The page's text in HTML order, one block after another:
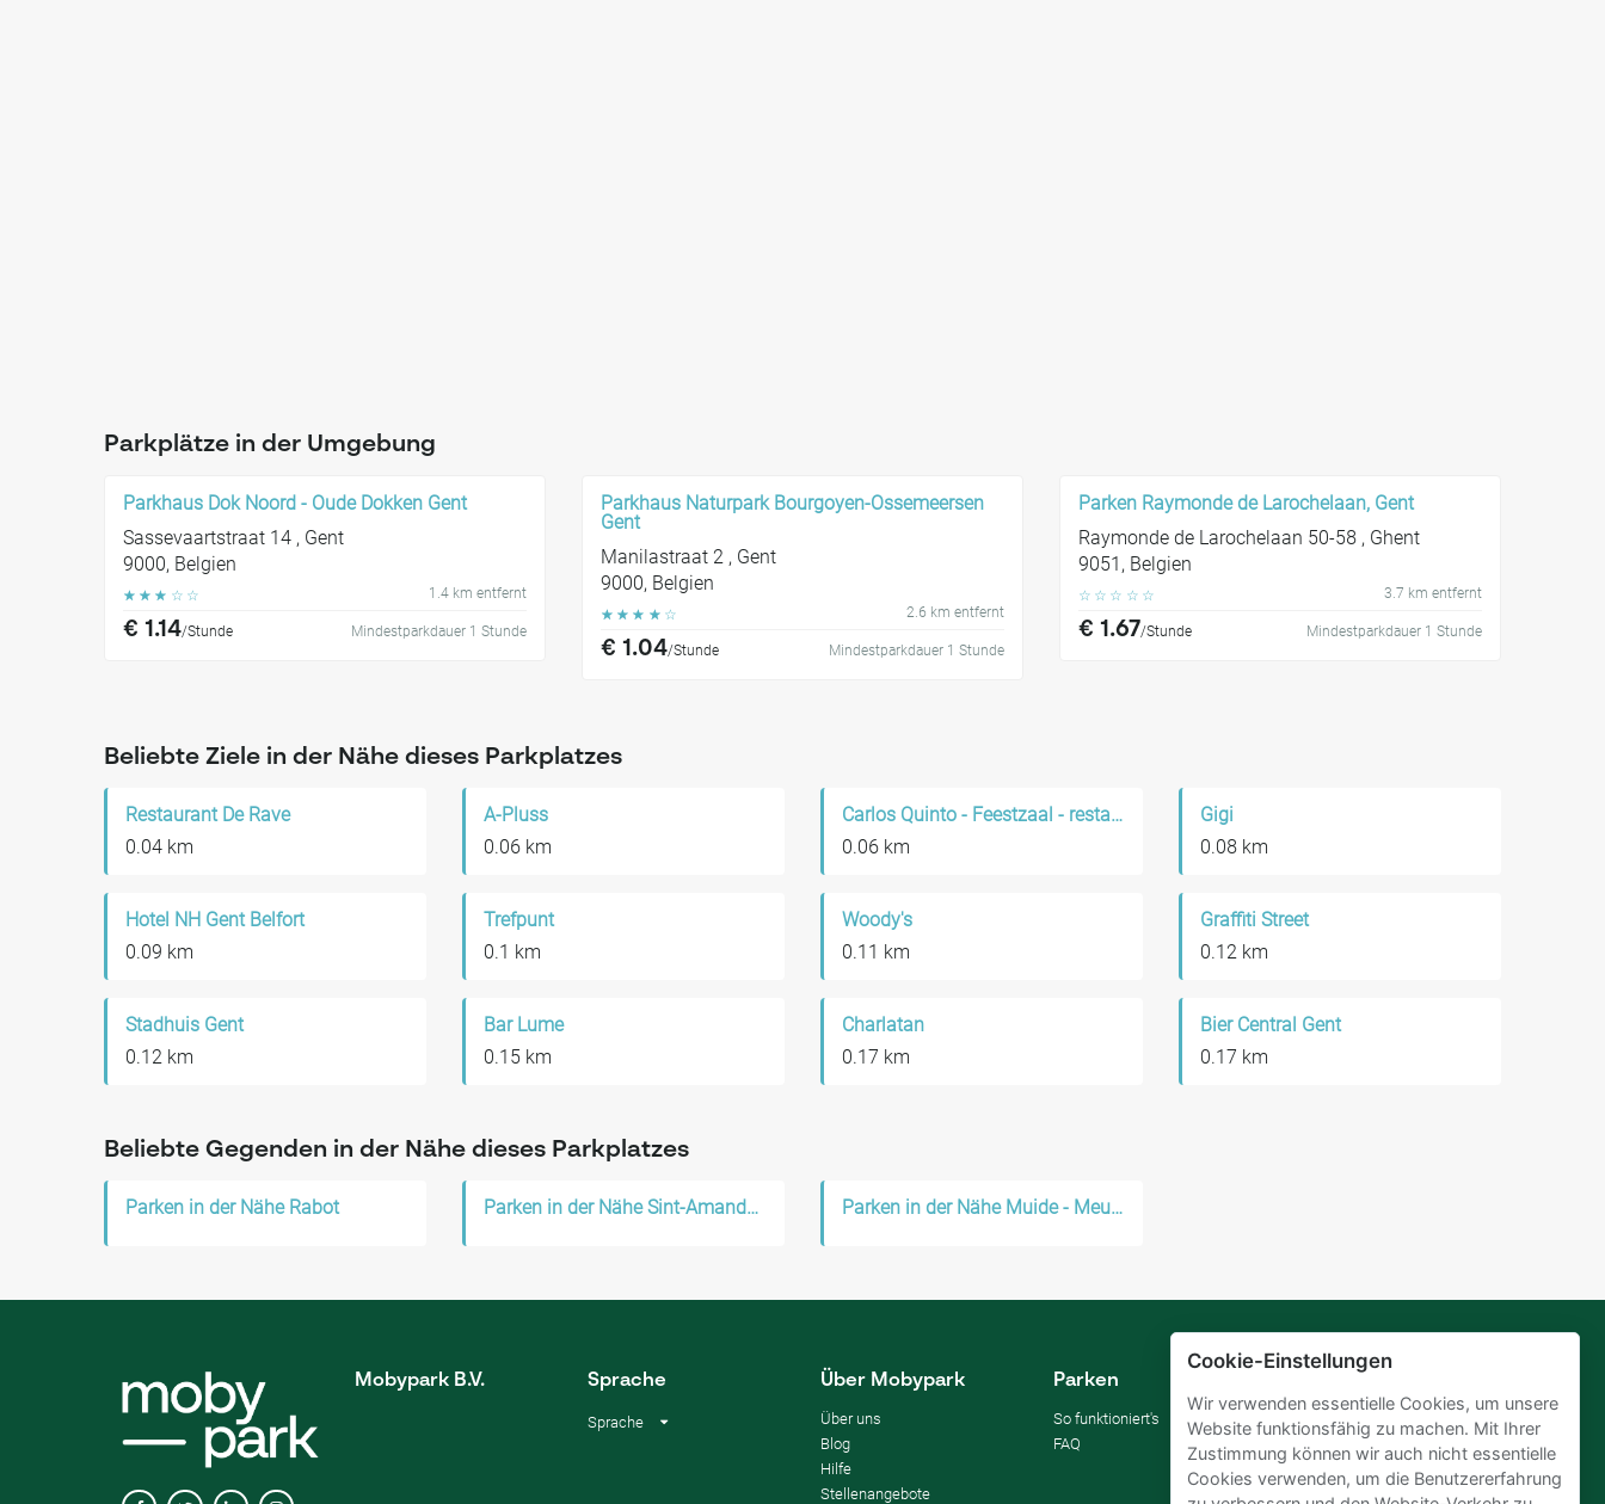
Parkplätze in der Umgebung
Parkhaus Dok Noord - Oude Dokken Gent
Sassevaartstraat 14 , Gent
9000, Belgien
☆ ☆ ☆ ☆ ☆ 1.4 km entfernt
€ 1.14/Stunde Mindestparkdauer 1 Stunde
Parkhaus Naturpark Bourgoyen-Ossemeersen
Gent
Manilastraat 2 , Gent
9000, Belgien
☆ ☆ ☆ ☆ ☆ 2.6 km entfernt
€ 1.04/Stunde Mindestparkdauer 1 Stunde
Parken Raymonde de Larochelaan, Gent
Raymonde de Larochelaan 50-58 , Ghent
9051, Belgien
☆ ☆ ☆ ☆ ☆ 3.7 km entfernt
€ 1.67/Stunde Mindestparkdauer 1 Stunde
Beliebte Ziele in der Nähe dieses Parkplatzes
Restaurant De Rave
0.04 km
A-Pluss
0.06 km
Carlos Quinto - Feestzaal - restaurant
0.06 km
Gigi
0.08 km
Hotel NH Gent Belfort
0.09 km
Trefpunt
0.1 km
Woody's
0.11 km
Graffiti Street
0.12 km
Stadhuis Gent
0.12 km
Bar Lume
0.15 km
Charlatan
0.17 km
Bier Central Gent
0.17 km
Beliebte Gegenden in der Nähe dieses Parkplatzes
Parken in der Nähe Rabot Parken in der Nähe Sint-Amandsberg Parken in der Nähe Muide - Meulestede - Afrikalaan
Cookie-Einstellungen
Wir verwenden essentielle Cookies, um unsere
Website funktionsfähig zu machen. Mit Ihrer
Zustimmung können wir auch nicht essentielle
Cookies verwenden, um die Benutzererfahrung
Mobypark B.V. Sprache
Sprache
Über Mobypark
Über uns
Blog
Hilfe
Stellenangebote
Parken
So funktioniert's
FAQ
Parkplatz vermieten
Für Unternehmen
Verbessern Sie Ihre SDGs
Business-Blog